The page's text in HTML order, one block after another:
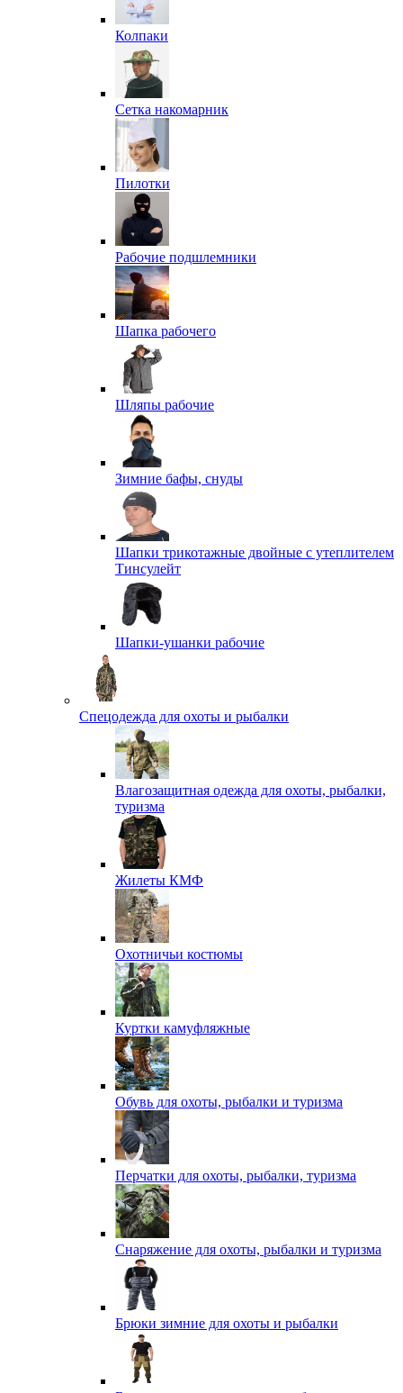
Колпаки
Сетка накомарник
Пилотки
Рабочие подшлемники
Шапка рабочего
Шляпы рабочие
Зимние бафы, снуды
Шапки трикотажные двойные с утеплителем
Тинсулейт
Шапки-ушанки рабочие
Спецодежда для охоты и рыбалки
Влагозащитная одежда для охоты, рыбалки,
туризма
Жилеты КМФ
Охотничьи костюмы
Куртки камуфляжные
Обувь для охоты, рыбалки и туризма
Перчатки для охоты, рыбалки, туризма
Снаряжение для охоты, рыбалки и туризма
Брюки зимние для охоты и рыбалки